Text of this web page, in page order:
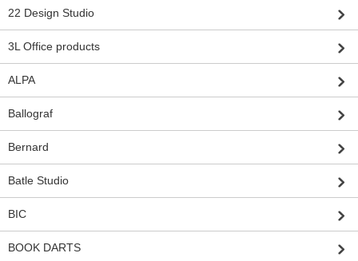
22 Design Studio
3L Office products
ALPA
Ballograf
Bernard
Batle Studio
BIC
BOOK DARTS